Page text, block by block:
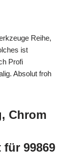
Reihe,
ist
Profi
Absolut froh
Chrom
99869